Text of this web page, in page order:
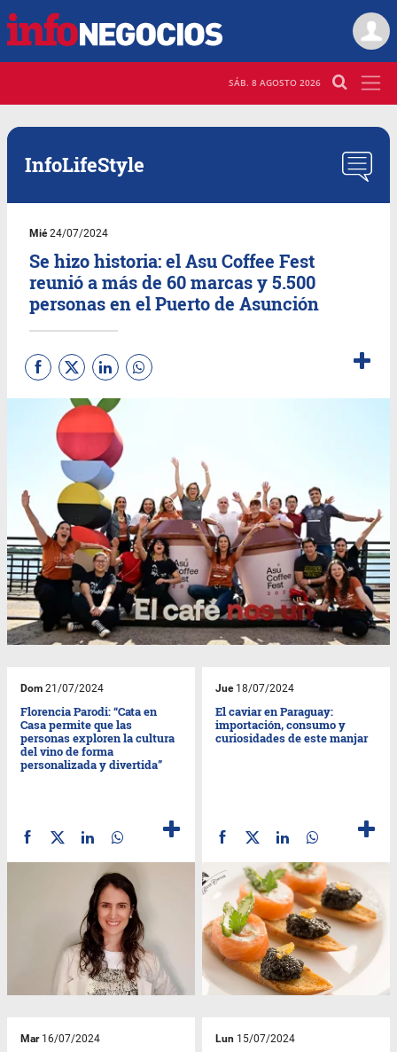
SÁB. 8 AGOSTO 2026
InfoLifeStyle
Mié24/07/2024
Se hizo historia: el Asu Coffee Fest
reunió a más de 60 marcas y 5.500
personas en el Puerto de Asunción
Dom 21/07/2024
Florencia Parodi: “Cata en
Casa permite que las
personas exploren la cultura
del vino de forma
personalizada y divertida”
Jue18/07/2024
El caviar en Paraguay:
importación, consumo y
curiosidades de este manjar
Mar16/07/2024 Lun 15/07/2024